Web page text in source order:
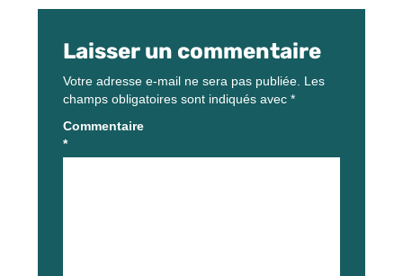
Laisser un commentaire
Votre adresse e-mail ne sera pas publiée. Les
champs obligatoires sont indiqués avec *
Commentaire
*